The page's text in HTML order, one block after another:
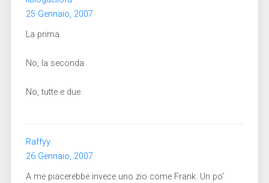
25 Gennaio, 2007
La prima.
No, la seconda.
No, tutte e due.
Raffyy
26 Gennaio, 2007
A me piacerebbe invece uno zio come Frank. Un po’